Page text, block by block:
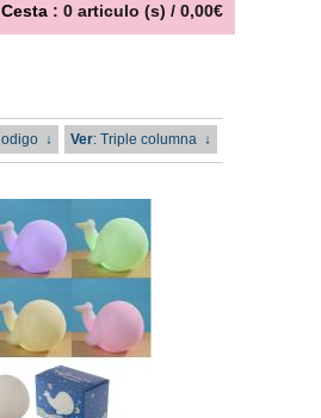
: 0 articulo (s) / 0,00€
↓ Ver: Triple columna ↓